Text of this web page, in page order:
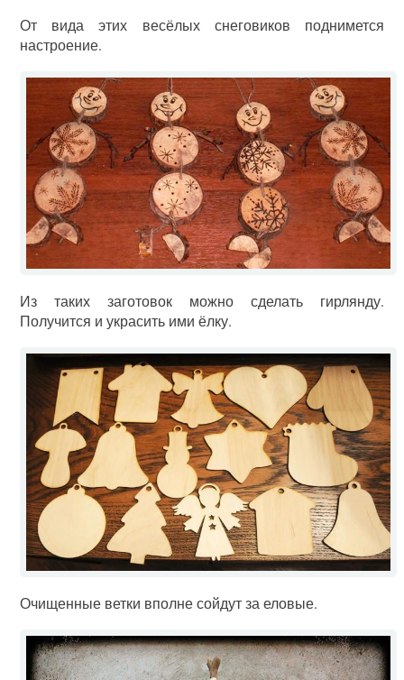
От вида этих весёлых снеговиков поднимется
настроение.
Из таких заготовок можно сделать гирлянду.
Получится и украсить ими ёлку.
Очищенные ветки вполне сойдут за еловые.